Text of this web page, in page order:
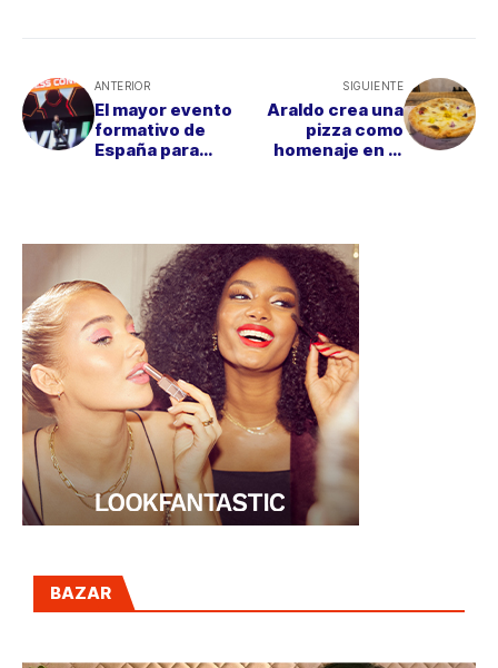
ANTERIOR
El mayor evento
formativo de
España para
SIGUIENTE
Araldo crea una
pizza como
homenaje en el
BAZAR